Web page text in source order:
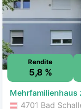
Rendite
5,8 %
4701 Bad